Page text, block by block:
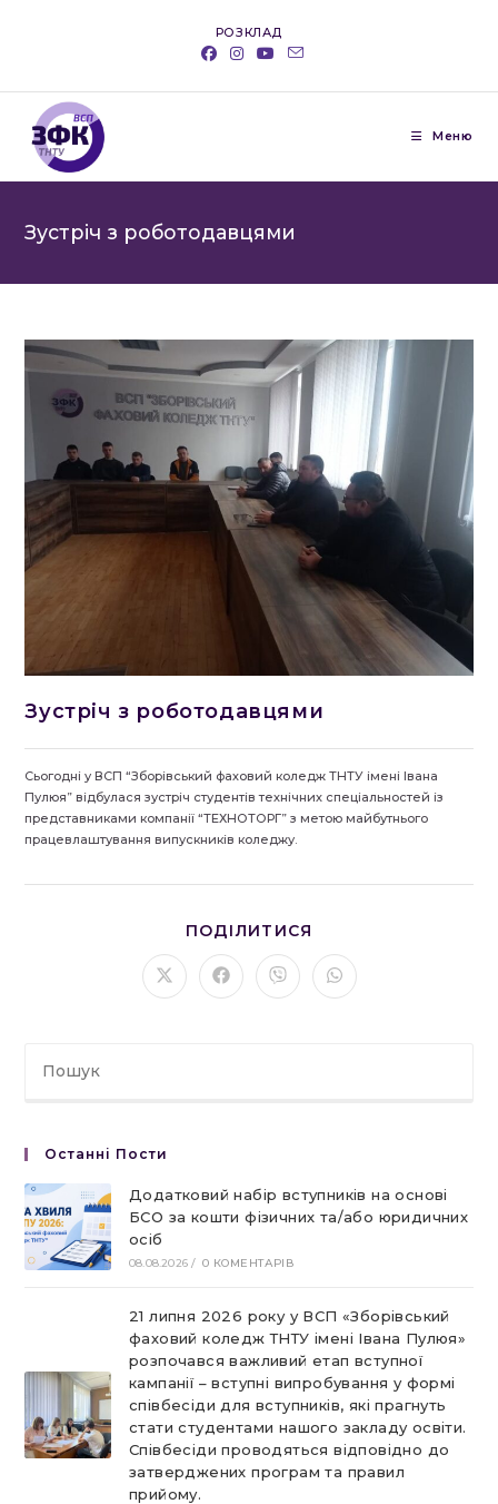
РОЗКЛАД
Меню
Зустріч з роботодавцями
Зустріч з роботодавцями
Сьогодні у ВСП “Зборівський фаховий коледж ТНТУ імені Івана
Пулюя” відбулася зустріч студентів технічних спеціальностей із
представниками компанії “ТЕХНОТОРГ” з метою майбутнього
працевлаштування випускників коледжу.
ПОДІЛИТИСЯ
ЦИМ
ВМІСТОМ
Відкрити
в
Відкрити
в
Відкрити
в
Відкрити
в
Останні Пости
Додатковий набір вступників на основі
БСО за кошти фізичних та/або юридичних
осіб
08.08.2026 / 0 КОМЕНТАРІВ
21 липня 2026 року у ВСП «Зборівський
фаховий коледж ТНТУ імені Івана Пулюя»
розпочався важливий етап вступної
кампанії – вступні випробування у формі
співбесіди для вступників, які прагнуть
стати студентами нашого закладу освіти.
Співбесіди проводяться відповідно до
затверджених програм та правил
прийому.